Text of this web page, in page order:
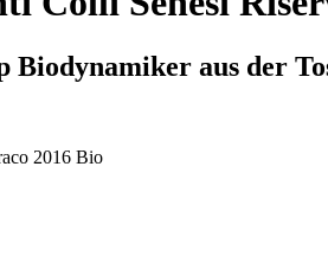
Biodynamiker aus der
2016 Bio